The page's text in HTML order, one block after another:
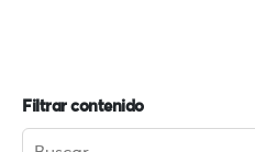
Filtrar contenido